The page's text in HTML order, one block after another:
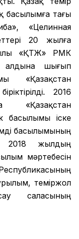
басылымға тағы
«Целинная
20 жылға
«ҚТЖ» РМК
алдына шығып
«Қазақстан
2016
басылымы іске
басылымының
2018 жылдың
мәртебесін
теміржол
саласының